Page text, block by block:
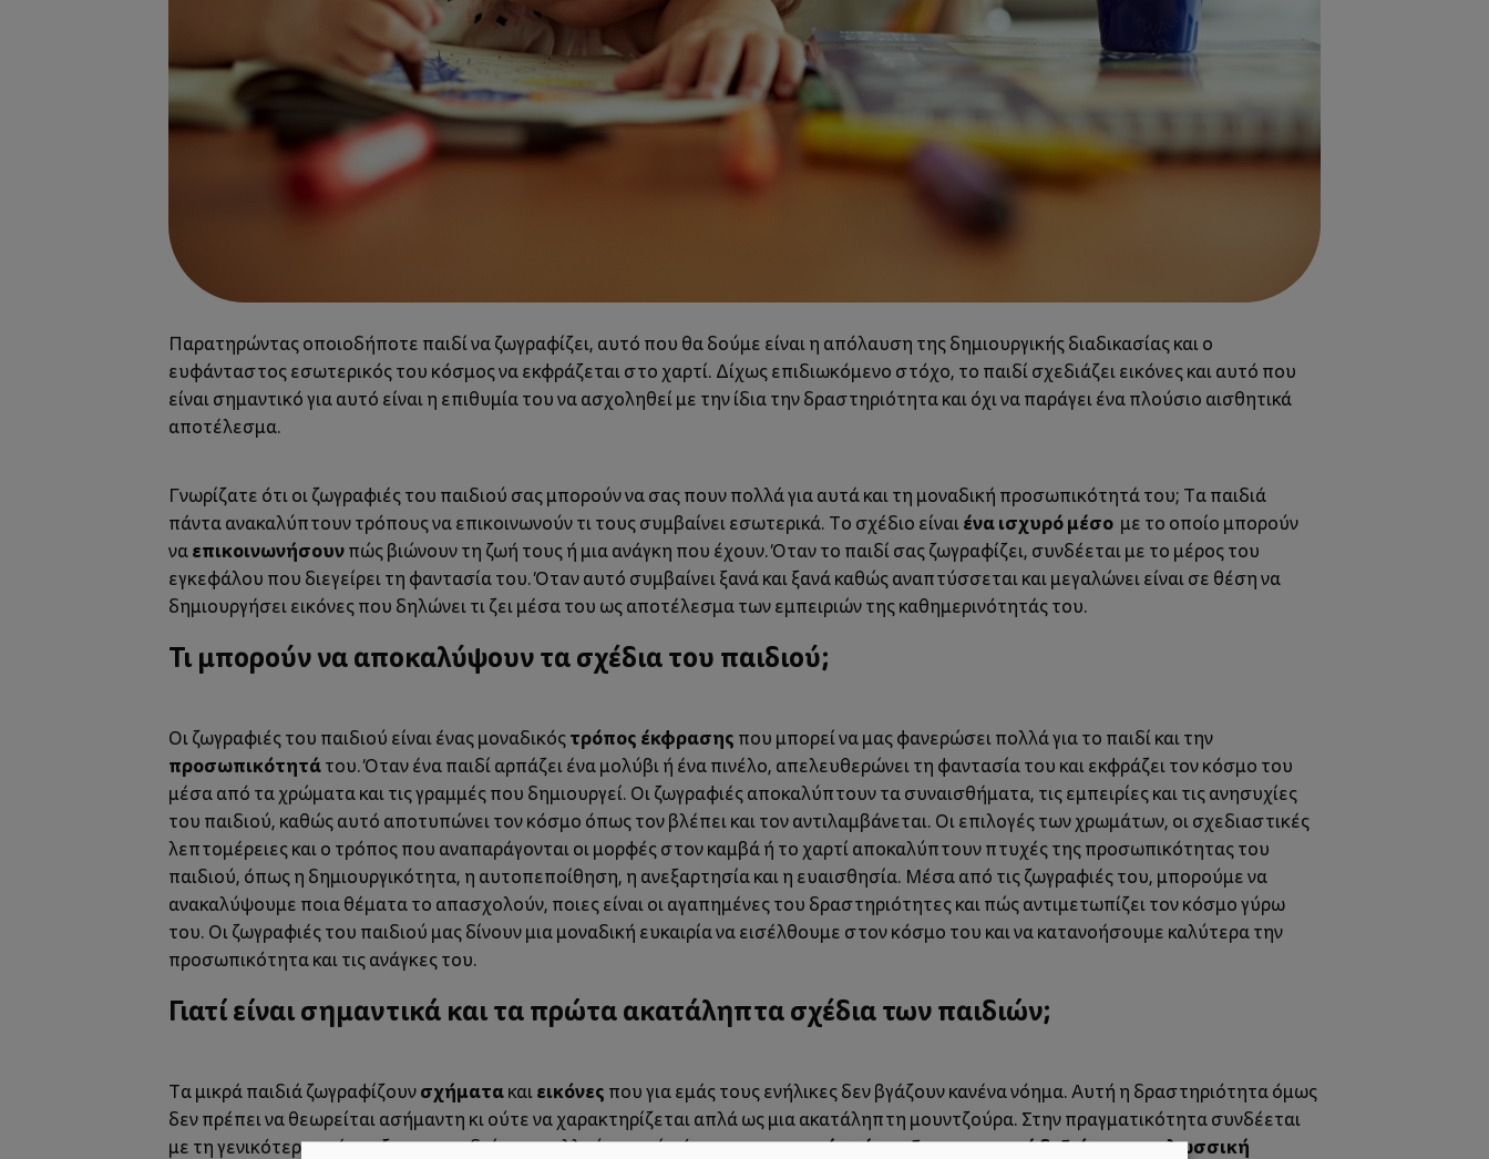
Παρατηρώντας οποιοδήποτε παιδί ναζωγραφίζει, αυτό που θα δούμε είναι η απόλαυση της δημιουργικής διαδικασίας και ο
ευφάνταστος εσωτερικός του κόσμος να εκφράζεται στο χαρτί. Δίχως επιδιωκόμενο στόχο, το παιδί σχεδιάζει εικόνες και αυτό που
είναι σημαντικό για αυτό είναι η επιθυμία του να ασχοληθεί με την ίδια την δραστηριότητα και όχι να παράγει ένα πλούσιο αισθητικά
αποτέλεσμα.
Γνωρίζατε ότι οι ζωγραφιές του παιδιού σας μπορούν να σας πουν πολλά για αυτά και τη μοναδική προσωπικότητά του; Τα παιδιά
πάντα ανακαλύπτουν τρόπους να επικοινωνούν τι τους συμβαίνει εσωτερικά. Το σχέδιο είναιένα ισχυρό μέσο με το οποίο μπορούν
ναεπικοινωνήσουνπώς βιώνουν τη ζωή τους ή μια ανάγκη που έχουν. Όταν το παιδί σας ζωγραφίζει, συνδέεται με το μέρος του
εγκεφάλου που διεγείρει τη φαντασίατου. Όταν αυτό συμβαίνει ξανά και ξανά καθώς αναπτύσσεται και μεγαλώνει είναι σε θέση να
δημιουργήσει εικόνες που δηλώνει τι ζει μέσα του ως αποτέλεσμα των εμπειριών της καθημερινότητάς του.
Τι μπορούν να αποκαλύψουν τα σχέδια του παιδιού;
Οι ζωγραφιές του παιδιού είναι ένας μοναδικόςτρόπος έκφρασης που μπορεί να μας φανερώσει πολλά για το παιδί και την
προσωπικότητάτου. Όταν ένα παιδί αρπάζει ένα μολύβι ή ένα πινέλο, απελευθερώνει τη φαντασία του και εκφράζει τον κόσμο του
μέσα από τα χρώματα και τις γραμμές που δημιουργεί. Οι ζωγραφιές αποκαλύπτουν τα συναισθήματα, τις εμπειρίες και τις ανησυχίες
του παιδιού, καθώς αυτό αποτυπώνει τον κόσμο όπως τον βλέπει και τον αντιλαμβάνεται. Οι επιλογές των χρωμάτων, οι σχεδιαστικές
λεπτομέρειες και ο τρόπος που αναπαράγονται οι μορφές στον καμβά ή το χαρτί αποκαλύπτουν πτυχές της προσωπικότητας του
παιδιού, όπως η δημιουργικότητα, η αυτοπεποίθηση, η ανεξαρτησία και η ευαισθησία. Μέσα από τις ζωγραφιές του, μπορούμε να
ανακαλύψουμε ποια θέματα το απασχολούν, ποιες είναι οι αγαπημένες του δραστηριότητες και πώς αντιμετωπίζει τον κόσμο γύρω
του. Οι ζωγραφιές του παιδιού μας δίνουν μια μοναδική ευκαιρία να εισέλθουμε στον κόσμο του και να κατανοήσουμε καλύτερα την
προσωπικότητα και τις ανάγκες του.
Γιατί είναι σημαντικά και τα πρώτα ακατάληπτα σχέδια των παιδιών;
Τα μικρά παιδιά ζωγραφίζουνσχήματακαιεικόνες που για εμάς τους ενήλικες δεν βγάζουν κανένα νόημα. Αυτή η δραστηριότητα όμως
δεν πρέπει να θεωρείται ασήμαντη κι ούτε να χαρακτηρίζεται απλά ως μια ακατάληπτη μουντζούρα. Στην πραγματικότητα συνδέεται
με τη γενικότερη ανάπτυξη των παιδιών σε πολλούς τομείς, όπως ηγνωστική ανάπτυξη, ηκινητική δεξιότητα, ηγλωσσική